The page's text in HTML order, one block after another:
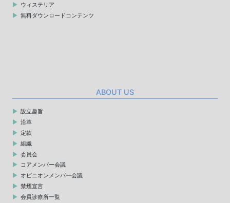
ウィステリア
無料ダウンロードコンテンツ
ABOUT US
設立趣旨
沿革
定款
組織
委員会
コアメンバー会議
オピニオンメンバー会議
禁煙宣言
会員診療所一覧